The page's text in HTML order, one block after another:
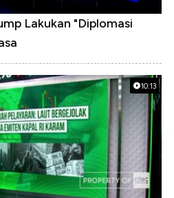
Lakukan "Diplomasi
10:13